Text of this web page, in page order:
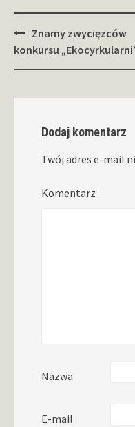
Zobacz
wpisy
Znamy zwycięzców
konkursu
Dodaj komentarz
Twój adres e-mail
Komentarz
Nazwa
E-mail